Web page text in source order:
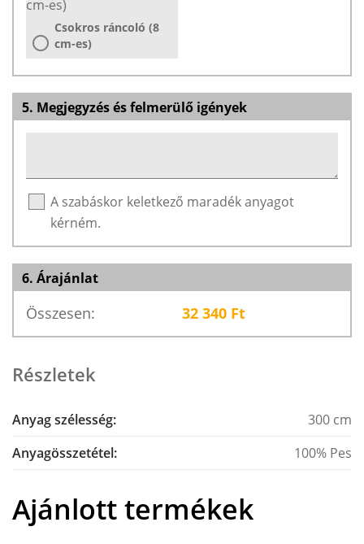
Csokros ráncoló (8
cm-es)
5. Megjegyzés és felmerülő igények
A szabáskor keletkező maradék anyagot
kérném.
6. Árajánlat
Összesen: 32 340 Ft
Részletek
Anyag szélesség:
300 cm
Anyagösszetétel:
100% Pes
Ajánlott termékek